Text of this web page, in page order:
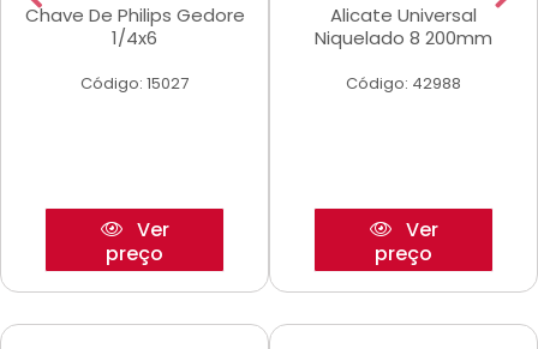
Chave De Philips Gedore
1/4x6
Código: 15027
Ver
preço
Alicate Universal
Niquelado 8 200mm
Código: 42988
Ver
preço